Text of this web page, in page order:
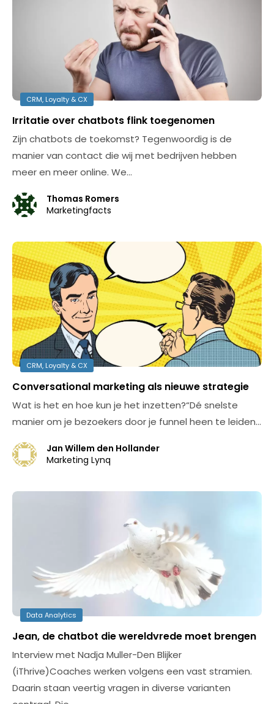
CRM, Loyalty & CX
Irritatie over chatbots flink toegenomen
Zijn chatbots de toekomst? Tegenwoordig is de
manier van contact die wij met bedrijven hebben
meer en meer online. We…
Thomas Romers
Marketingfacts
CRM, Loyalty & CX
Conversational marketing als nieuwe strategie
Wat is het en hoe kun je het inzetten?“Dé snelste
manier om je bezoekers door je funnel heen te leiden…
Jan Willem den Hollander
Marketing Lynq
Data Analytics
Jean, de chatbot die wereldvrede moet brengen
Interview met Nadja Muller-Den Blijker
(iThrive)Coaches werken volgens een vast stramien.
Daarin staan veertig vragen in diverse varianten